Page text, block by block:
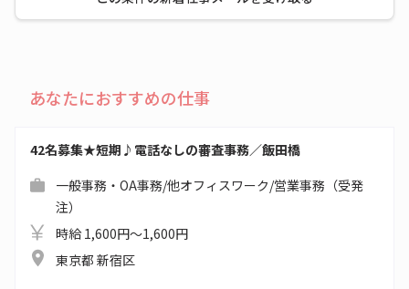
あなたにおすすめの仕事
42名募集★短期♪電話なしの審査事務／飯田橋
一般事務・OA事務/他オフィスワーク/営業事務（受発
注）
時給 1,600円～1,600円
東京都 新宿区